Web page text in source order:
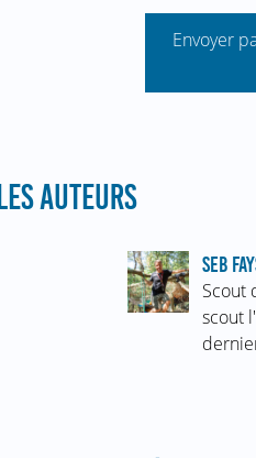
Envoyer
LES AUTEURS
SEB
Scout
scout